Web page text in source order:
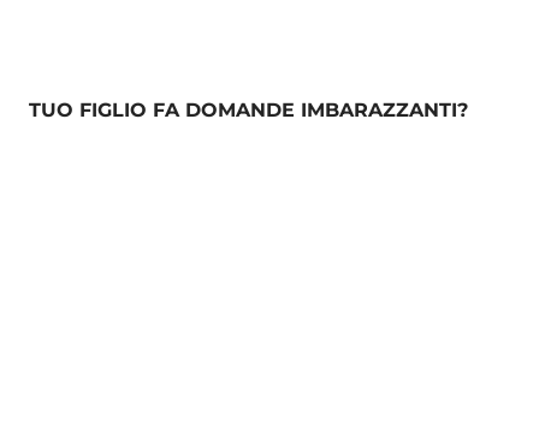
TUO FIGLIO FA DOMANDE IMBARAZZANTI?